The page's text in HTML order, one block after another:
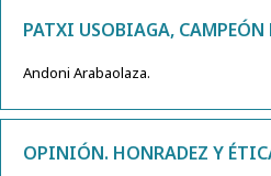
PATXI USOBIAGA, CAMPEÓN
Andoni Arabaolaza.
OPINIÓN. HONRADEZ Y